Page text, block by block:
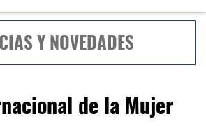
Y NOVEDADES
de la Mujer